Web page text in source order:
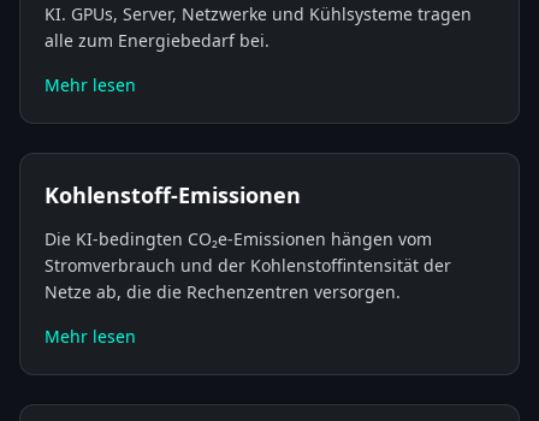
KI. GPUs, Server, Netzwerke und Kühlsysteme tragen
alle zum Energiebedarf bei.
Mehr lesen
Kohlenstoff-Emissionen
Die KI-bedingten CO₂e-Emissionen hängen vom
Stromverbrauch und der Kohlenstoffintensität der
Netze ab, die die Rechenzentren versorgen.
Mehr lesen